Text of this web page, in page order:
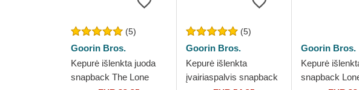
(5)
Goorin Bros.
Kepurė išlenkta juoda
snapback The Lone
(5)
Goorin Bros.
Kepurė išlenkta
įvairiaspalvis snapback
Goorin Bros.
Kepurė
snapback